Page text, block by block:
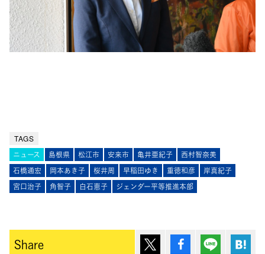
TAGS
ニュース 島根県 松江市 安来市 亀井亜紀子
西村智奈美
石橋通宏
岡本あき子 桜井周 早稲田ゆき 重徳和彦
岸真紀子
宮口治子
角智子 白石恵子 ジェンダー平等推進本部
Share ポスト シェア Lineで送